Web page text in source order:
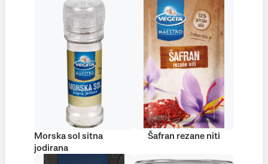
Morska sol sitna
jodirana
Šafran rezane niti